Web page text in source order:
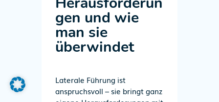
gen und wie
man sie
überwindet
Laterale Führung ist
anspruchsvoll – sie bringt ganz